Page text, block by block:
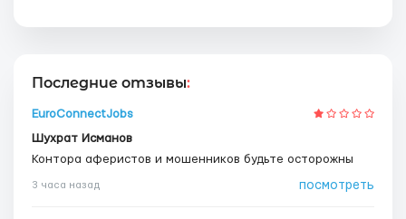
Последние отзывы:
EuroConnectJobs
Шухрат Исманов
Контора аферистов и мошенников будьте осторожны
3 часа назад посмотреть